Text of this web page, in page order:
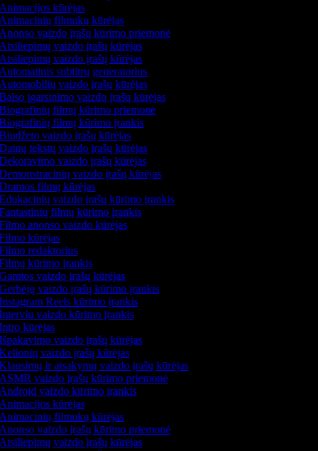
kūrėjas
filmukų kūrėjas
vaizdo įrašų kūrimo priemonė
vaizdo įrašų kūrėjas
vaizdo įrašų kūrėjas
subtitrų generatorius
vaizdo įrašų kūrėjas
įgarsinimo vaizdo įrašų kūrėjas
filmų kūrimo priemonė
filmų kūrimo įrankis
vaizdo įrašų kūrėjas
tekstų vaizdo įrašų kūrėjas
vaizdo įrašų kūrėjas
vaizdo įrašų kūrėjas
filmų kūrėjas
vaizdo įrašų kūrimo įrankis
filmų kūrimo įrankis
anonso vaizdo kūrėjas
kūrėjas
redaktorius
kūrimo įrankis
vaizdo įrašų kūrėjas
vaizdo įrašų kūrimo įrankis
Reels kūrimo įrankis
vaizdo kūrimo įrankis
kūrėjas
vaizdo įrašų kūrėjas
vaizdo įrašų kūrėjas
ir atsakymų vaizdo įrašų kūrėjas
vaizdo įrašų kūrimo priemonė
vaizdo kūrimo įrankis
kūrėjas
filmukų kūrėjas
vaizdo įrašų kūrimo priemonė
vaizdo įrašų kūrėjas